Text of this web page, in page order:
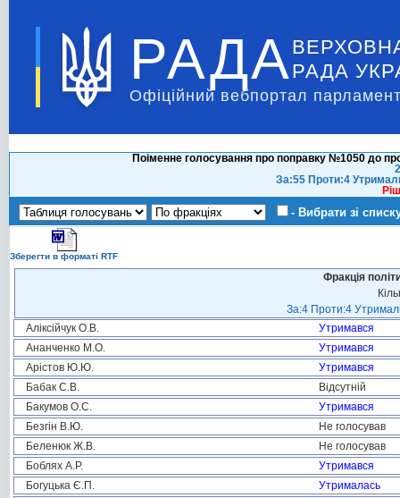
РАДА РАДА
Офіційний вебпортал
Поіменне голосування про поправку №1050 до
За:55 Проти:4
- Вибрати зі
Зберегти в форматі RTF
Фракція
За:4 Проти:4
Аліксійчук О.В.
Утримався
Ананченко М.О.
Утримався
Арістов Ю.Ю.
Утримався
Бабак С.В.
Відсутній
Бакумов О.С.
Утримався
Безгін В.Ю.
Не голосував
Беленюк Ж.В.
Не голосував
Боблях А.Р.
Утримався
Богуцька Є.П.
Утрималась